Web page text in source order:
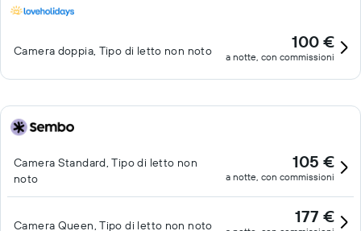
Camera doppia, Tipo di letto non noto 100 €
a notte, con commissioni
Camera Standard, Tipo di letto non
noto
105 €
a notte, con commissioni
Camera Queen, Tipo di letto non noto 177 €